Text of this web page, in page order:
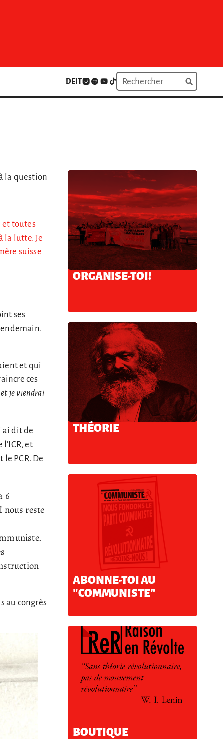
DEIT
la question
et toutes
la lutte. Je
suisse
ses
et qui
ces
je viendrai
ai dit de
et
PCR. De
6
nous reste
au congrès
ORGANISE-TOI!
THÉORIE
ABONNE-TOI AU
"COMMUNISTE"
BOUTIQUE